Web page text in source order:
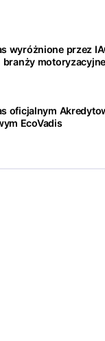
wyróżnione przez
oficjalnym
EcoVadis